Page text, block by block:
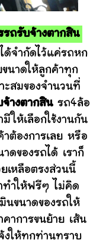
รถรับจ้างตากสิน
ำกัดไว้แค่รถหก
นาดให้ลูกค้าทุก
ะสมของจำนวนที่
างตากสินรถ4ล้อ
ให้เลือกใช้งานกัน
ต้องการเลย หรือ
ดของรถได้ เราก็
เหลือตรงส่วนนี้
ทำให้ฟรีๆ ไม่คิด
นขนาดของรถให้
คาการขนย้าย เส้น
งให้ทุกท่านทราบ